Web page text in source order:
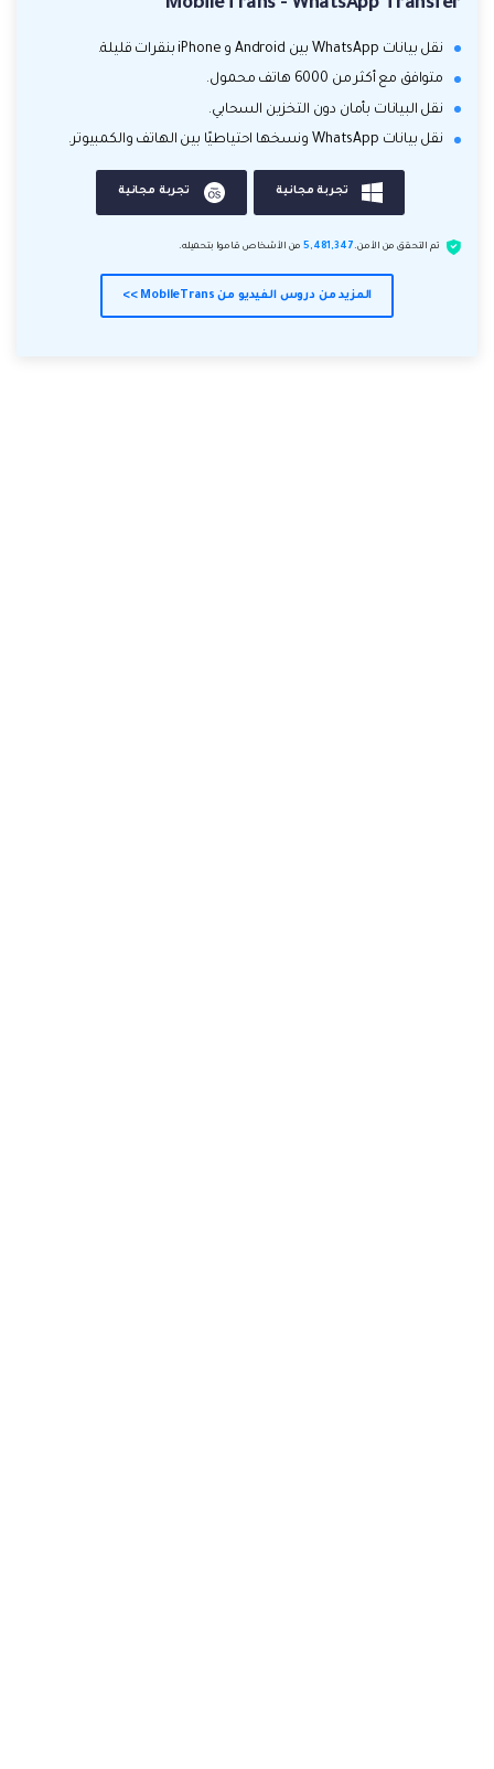
MobileTrans - WhatsApp Transfer
نقل بيانات WhatsApp بين Android و iPhone بنقرات قليلة.
متوافق مع أكثر من 6000 هاتف محمول.
نقل البيانات بأمان دون التخزين السحابي.
نقل بيانات WhatsApp ونسخها احتياطيًا بين الهاتف والكمبيوتر.
تجربة مجانية تجربة مجانية
تم التحقق من الأمن.5,481,347 من الأشخاص قاموا بتحميله.
المزيد من دروس الفيديو من MobileTrans >>